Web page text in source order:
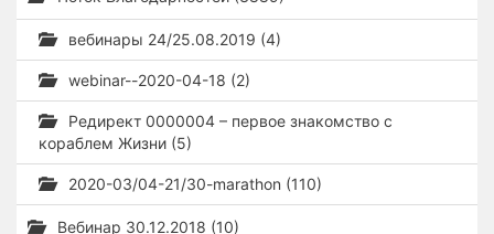
вебинары 24/25.08.2019 (4)
webinar--2020-04-18 (2)
Редирект 0000004 – первое знакомство с
кораблем Жизни (5)
2020-03/04-21/30-marathon (110)
Вебинар 30.12.2018 (10)